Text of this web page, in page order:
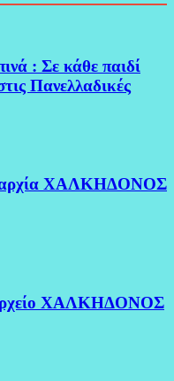
: Σε κάθε παιδί
Πανελλαδικές
ΧΑΛΚΗΔΟΝΟΣ
ΧΑΛΚΗΔΟΝΟΣ